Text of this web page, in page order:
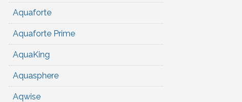
Aquaforte
Aquaforte Prime
AquaKing
Aquasphere
Aqwise